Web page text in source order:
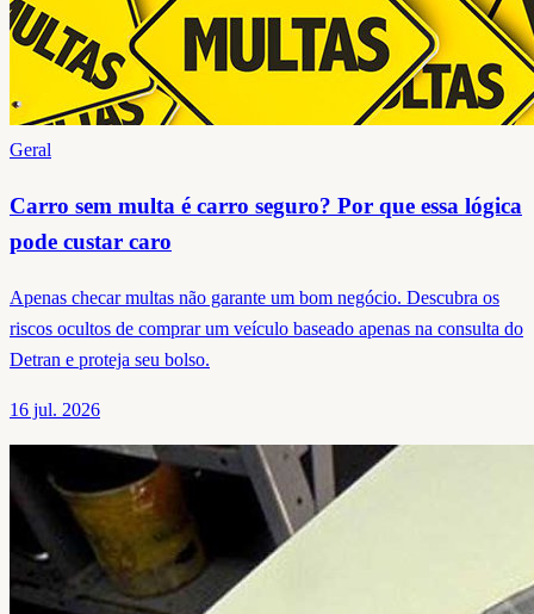
Geral
Carro sem multa é carro seguro? Por que essa lógica
pode custar caro
Apenas checar multas não garante um bom negócio. Descubra os
riscos ocultos de comprar um veículo baseado apenas na consulta do
Detran e proteja seu bolso.
16 jul. 2026